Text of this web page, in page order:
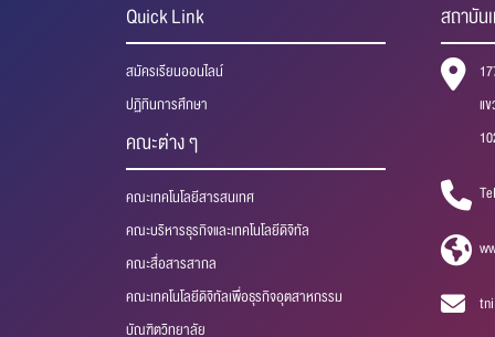
Quick Link
สมัครเรียนออนไลน์
ปฏิทินการศึกษา
คณะต่าง ๆ
คณะเทคโนโลยีสารสนเทศ
คณะบริหารธุรกิจและเทคโนโลยีดิจิทัล
คณะสื่อสารสากล
คณะเทคโนโลยีดิจิทัลเพื่อธุรกิจอุตสาหกรรม
บัณฑิตวิทยาลัย
สถาบัน
แ